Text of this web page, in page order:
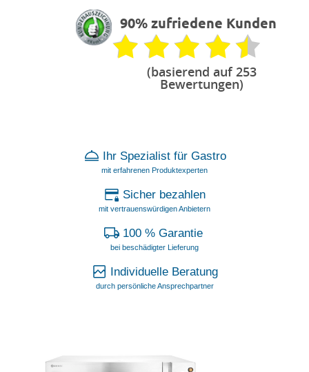
90% zufriedene Kunden
(basierend auf 253
Bewertungen)
Ihr Spezialist für Gastro
mit erfahrenen Produktexperten
Sicher bezahlen
mit vertrauenswürdigen Anbietern
100 % Garantie
bei beschädigter Lieferung
Individuelle Beratung
durch persönliche Ansprechpartner